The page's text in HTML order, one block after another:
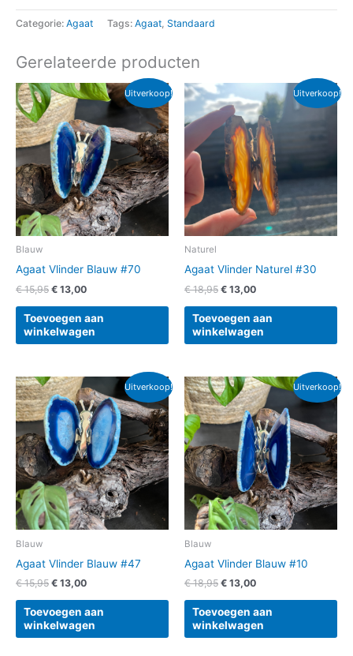
Categorie: Agaat Tags: Agaat Standaard
Gerelateerde producten
Uitverkoop!
Blauw
Agaat Vlinder Blauw #70
€15,95
Oorspronkelijke
prijs
was:
€ 15,95.
€ 13,00
Huidige
prijs
€ 13,00.
Toevoegen aan
winkelwagen
Uitverkoop!
Naturel
Agaat Vlinder Naturel #30
€18,95
Oorspronkelijke
prijs
was:
€ 18,95.
€ 13,00
Huidige
prijs
is:
€ 13,00.
Toevoegen aan
winkelwagen
Uitverkoop!
Blauw
Agaat Vlinder Blauw #47
€15,95
Oorspronkelijke
prijs
was:
€ 15,95.
€ 13,00
Huidige
prijs
is:
€ 13,00.
Toevoegen aan
winkelwagen
Uitverkoop!
Blauw
Agaat Vlinder Blauw #10
€18,95
Oorspronkelijke
prijs
was:
€ 18,95.
€ 13,00
Huidige
prijs
is:
€ 13,00.
Toevoegen aan
winkelwagen